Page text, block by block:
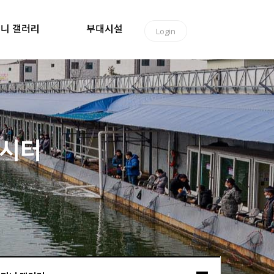
갤러리 부대시설 Login
터